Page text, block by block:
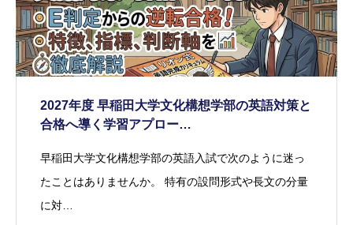
2027年度 早稲田大学文化構想学部の英語対策と
合格へ導く学習アプロー…
早稲田大学文化構想学部の英語入試で次のように迷っ
たことはありませんか。 特有の設問形式や長文の分量
に対…